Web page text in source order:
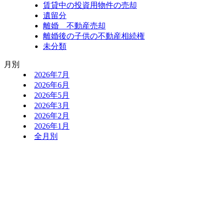
賃貸中の投資用物件の売却
遺留分
離婚 不動産売却
離婚後の子供の不動産相続権
未分類
月別
2026年7月
2026年6月
2026年5月
2026年3月
2026年2月
2026年1月
全月別